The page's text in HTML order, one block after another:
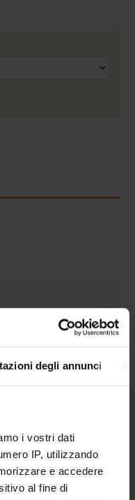
degli annunci
i vostri dati
IP, utilizzando
e accedere
al fine di